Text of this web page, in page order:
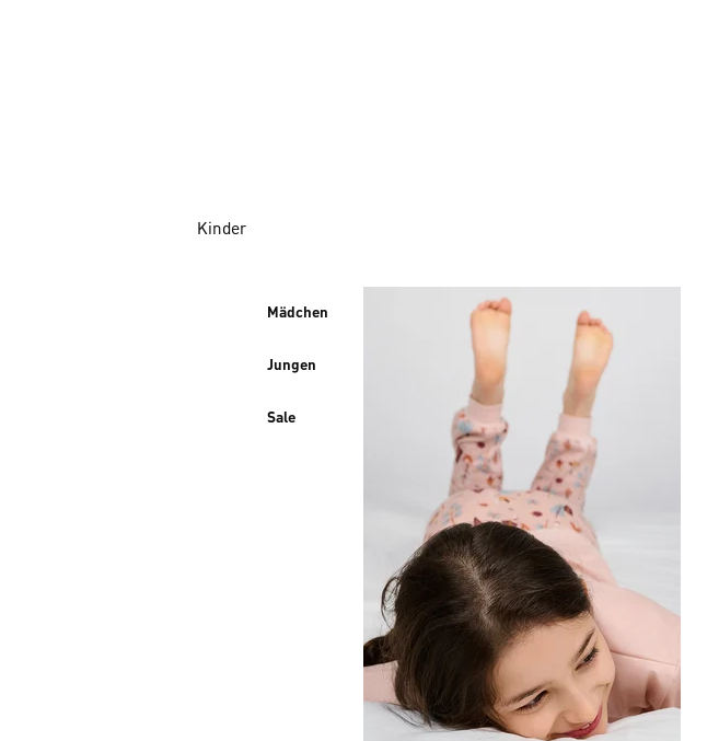
Kinder
Mädchen
Jungen
Sale